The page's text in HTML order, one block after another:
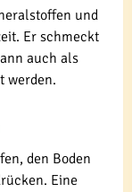
und
Er schmeckt
auch als
werden.
den Boden
Eine